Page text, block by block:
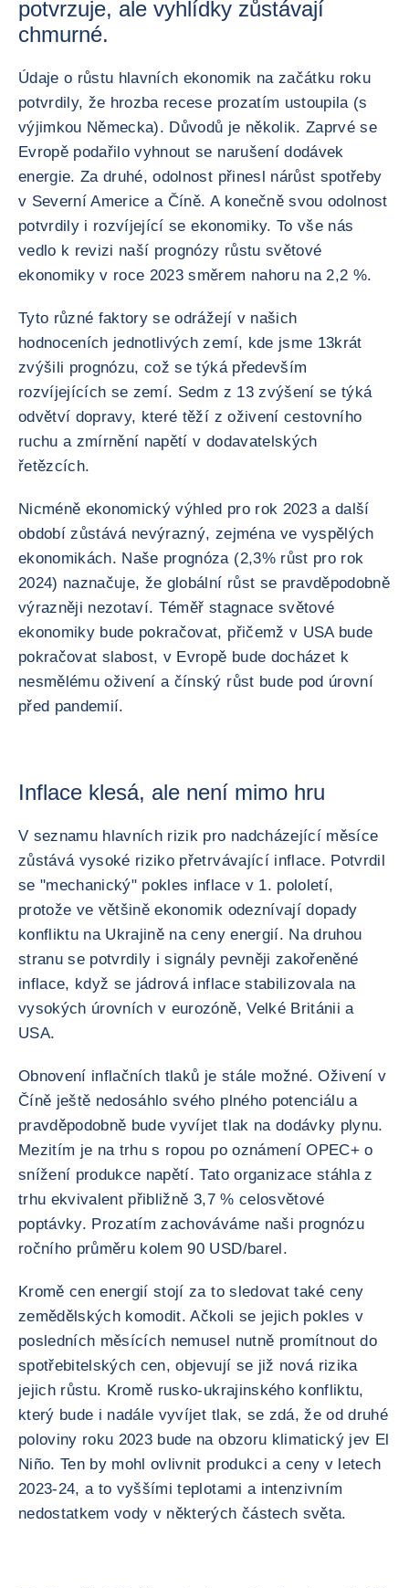
potvrzuje, ale vyhlídky zůstávají
chmurné.
Údaje o růstu hlavních ekonomik na začátku roku
potvrdily, že hrozba recese prozatím ustoupila (s
výjimkou Německa). Důvodů je několik. Zaprvé se
Evropě podařilo vyhnout se narušení dodávek
energie. Za druhé, odolnost přinesl nárůst spotřeby
v Severní Americe a Číně. A konečně svou odolnost
potvrdily i rozvíjející se ekonomiky. To vše nás
vedlo k revizi naší prognózy růstu světové
ekonomiky v roce 2023 směrem nahoru na 2,2 %.
Tyto různé faktory se odrážejí v našich
hodnoceních jednotlivých zemí, kde jsme 13krát
zvýšili prognózu, což se týká především
rozvíjejících se zemí. Sedm z 13 zvýšení se týká
odvětví dopravy, které těží z oživení cestovního
ruchu a zmírnění napětí v dodavatelských
řetězcích.
Nicméně ekonomický výhled pro rok 2023 a další
období zůstává nevýrazný, zejména ve vyspělých
ekonomikách. Naše prognóza (2,3% růst pro rok
2024) naznačuje, že globální růst se pravděpodobně
výrazněji nezotaví. Téměř stagnace světové
ekonomiky bude pokračovat, přičemž v USA bude
pokračovat slabost, v Evropě bude docházet k
nesmělému oživení a čínský růst bude pod úrovní
před pandemií.
Inflace klesá, ale není mimo hru
V seznamu hlavních rizik pro nadcházející měsíce
zůstává vysoké riziko přetrvávající inflace. Potvrdil
se "mechanický" pokles inflace v 1. pololetí,
protože ve většině ekonomik odeznívají dopady
konfliktu na Ukrajině na ceny energií. Na druhou
stranu se potvrdily i signály pevněji zakořeněné
inflace, když se jádrová inflace stabilizovala na
vysokých úrovních v eurozóně, Velké Británii a
USA.
Obnovení inflačních tlaků je stále možné. Oživení v
Číně ještě nedosáhlo svého plného potenciálu a
pravděpodobně bude vyvíjet tlak na dodávky plynu.
Mezitím je na trhu s ropou po oznámení OPEC+ o
snížení produkce napětí. Tato organizace stáhla z
trhu ekvivalent přibližně 3,7 % celosvětové
poptávky. Prozatím zachováváme naši prognózu
ročního průměru kolem 90 USD/barel.
Kromě cen energií stojí za to sledovat také ceny
zemědělských komodit. Ačkoli se jejich pokles v
posledních měsících nemusel nutně promítnout do
spotřebitelských cen, objevují se již nová rizika
jejich růstu. Kromě rusko-ukrajinského konfliktu,
který bude i nadále vyvíjet tlak, se zdá, že od druhé
poloviny roku 2023 bude na obzoru klimatický jev El
Niño. Ten by mohl ovlivnit produkci a ceny v letech
2023-24, a to vyššími teplotami a intenzivním
nedostatkem vody v některých částech světa.